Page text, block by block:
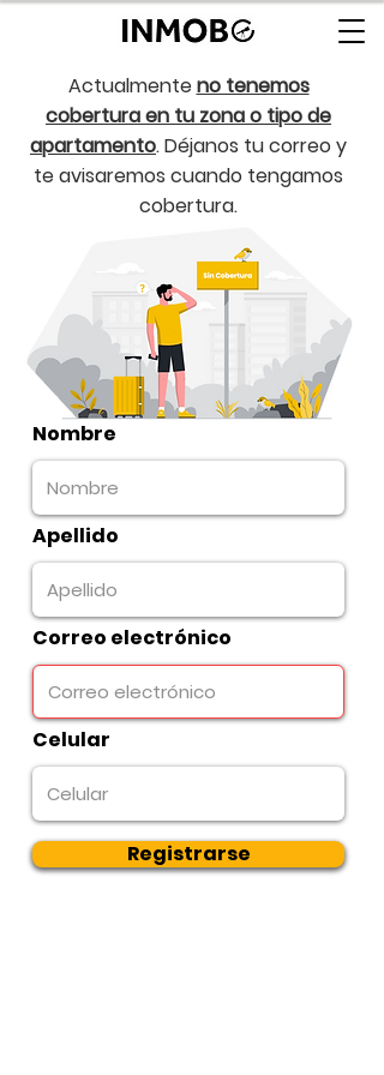
Actualmenteno tenemos
cobertura en tu zona o tipo de
apartamento. Déjanos tu correo y
te avisaremos cuando tengamos
cobertura.
Nombre
Apellido
Correo electrónico
Celular
Registrarse